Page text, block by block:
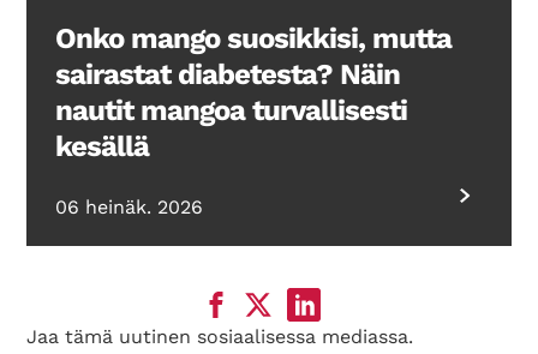
Onko mango suosikkisi, mutta
sairastat diabetesta? Näin
nautit mangoa turvallisesti
kesällä
06 heinäk. 2026
Jaa tämä uutinen sosiaalisessa mediassa.